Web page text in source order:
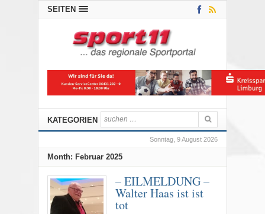
SEITEN
KATEGORIEN
Sonntag, 9 August 2026
Month: Februar 2025
– EILMELDUNG –
Walter Haas ist ist
tot